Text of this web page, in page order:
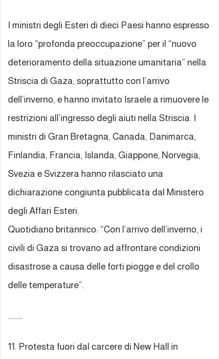
I ministri degli Esteri di dieci Paesi hanno espresso
la loro “profonda preoccupazione” per il “nuovo
deterioramento della situazione umanitaria” nella
Striscia di Gaza, soprattutto con l’arrivo
dell’inverno, e hanno invitato Israele a rimuovere le
restrizioni all’ingresso degli aiuti nella Striscia. I
ministri di Gran Bretagna, Canada, Danimarca,
Finlandia, Francia, Islanda, Giappone, Norvegia,
Svezia e Svizzera hanno rilasciato una
dichiarazione congiunta pubblicata dal Ministero
degli Affari Esteri.
Quotidiano britannico: “Con l’arrivo dell’inverno, i
civili di Gaza si trovano ad affrontare condizioni
disastrose a causa delle forti piogge e del crollo
delle temperature”.
………
11. Protesta fuori dal carcere di New Hall in